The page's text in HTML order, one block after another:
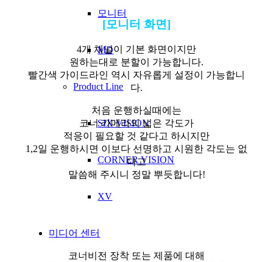
모니터
MD
Product Line
SIX VISION
CORNER VISION
XV
미디어 센터
[모니터 화면]
4개 채널이 기본 화면이지만
원하는대로 분할이 가능합니다.
빨간색 가이드라인 역시 자유롭게 설정이 가능합니
다.
처음 운행하실때에는
코너 카메라의 넓은 각도가
적응이 필요할 것 같다고 하시지만
1,2일 운행하시면 이보다 선명하고 시원한 각도는 없
다고
말씀해 주시니 정말 뿌듯합니다!
코너비전 장착 또는 제품에 대해